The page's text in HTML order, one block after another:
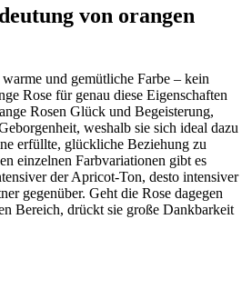
von orangen
und gemütliche Farbe – kein
Rose für genau diese Eigenschaften
Rosen Glück und Begeisterung,
weshalb sie sich ideal dazu
erfüllte, glückliche Beziehung zu
einzelnen Farbvariationen gibt es
der Apricot-Ton, desto intensiver
gegenüber. Geht die Rose dagegen
Bereich, drückt sie große Dankbarkeit